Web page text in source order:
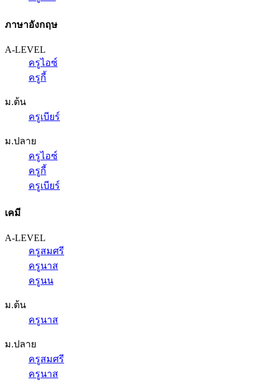
ภาษาอังกฤษ
A-LEVEL
ครูไอซ์
ครูกี้
ม.ต้น
ครูเบียร์
ม.ปลาย
ครูไอซ์
ครูกี้
ครูเบียร์
เคมี
A-LEVEL
ครูสมศรี
ครูนาส
ครูนน
ม.ต้น
ครูนาส
ม.ปลาย
ครูสมศรี
ครูนาส